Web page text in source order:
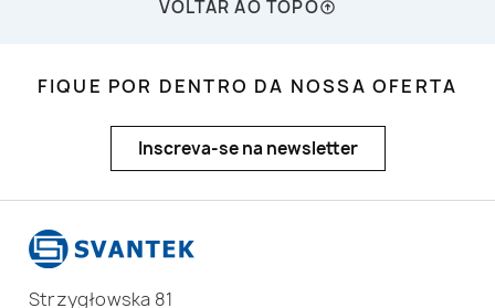
VOLTAR AO TOPO
FIQUE POR DENTRO DA NOSSA OFERTA
Inscreva-se na newsletter
Strzygłowska 81